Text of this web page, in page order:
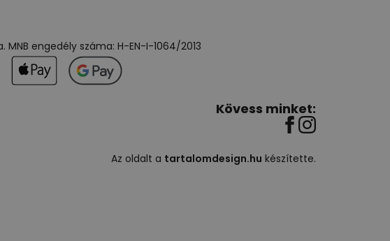
engedély száma: H-EN-I-1064/2013
Kövess minket:
Az oldalt a tartalomdesign.hu készítette.